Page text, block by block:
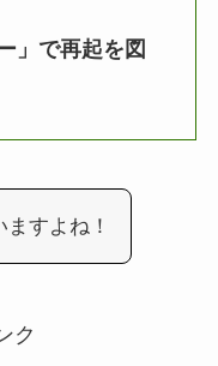
」で再起を図
すよね！
ク